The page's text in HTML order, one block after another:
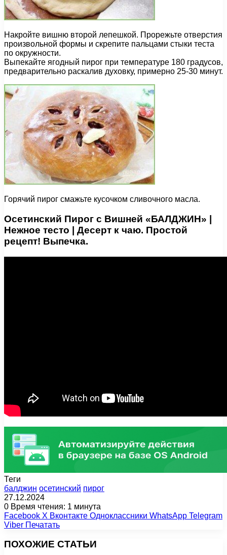
Накройте вишню второй лепешкой. Прорежьте отверстия
произвольной формы и скрепите пальцами стыки теста
по окружности.
Выпекайте ягодный пирог при температуре 180 градусов,
предварительно раскалив духовку, примерно 25-30 минут.
Горячий пирог смажьте кусочком сливочного масла.
Осетинский Пирог с Вишней «БАЛДЖИН» |
Нежное тесто | Десерт к чаю. Простой
рецепт! Выпечка.
Теги
балджин осетинский пирог
27.12.2024
0 Время чтения: 1 минута
Facebook X Вконтакте Одноклассники WhatsApp Telegram
Viber Печатать
ПОХОЖИЕ СТАТЬИ